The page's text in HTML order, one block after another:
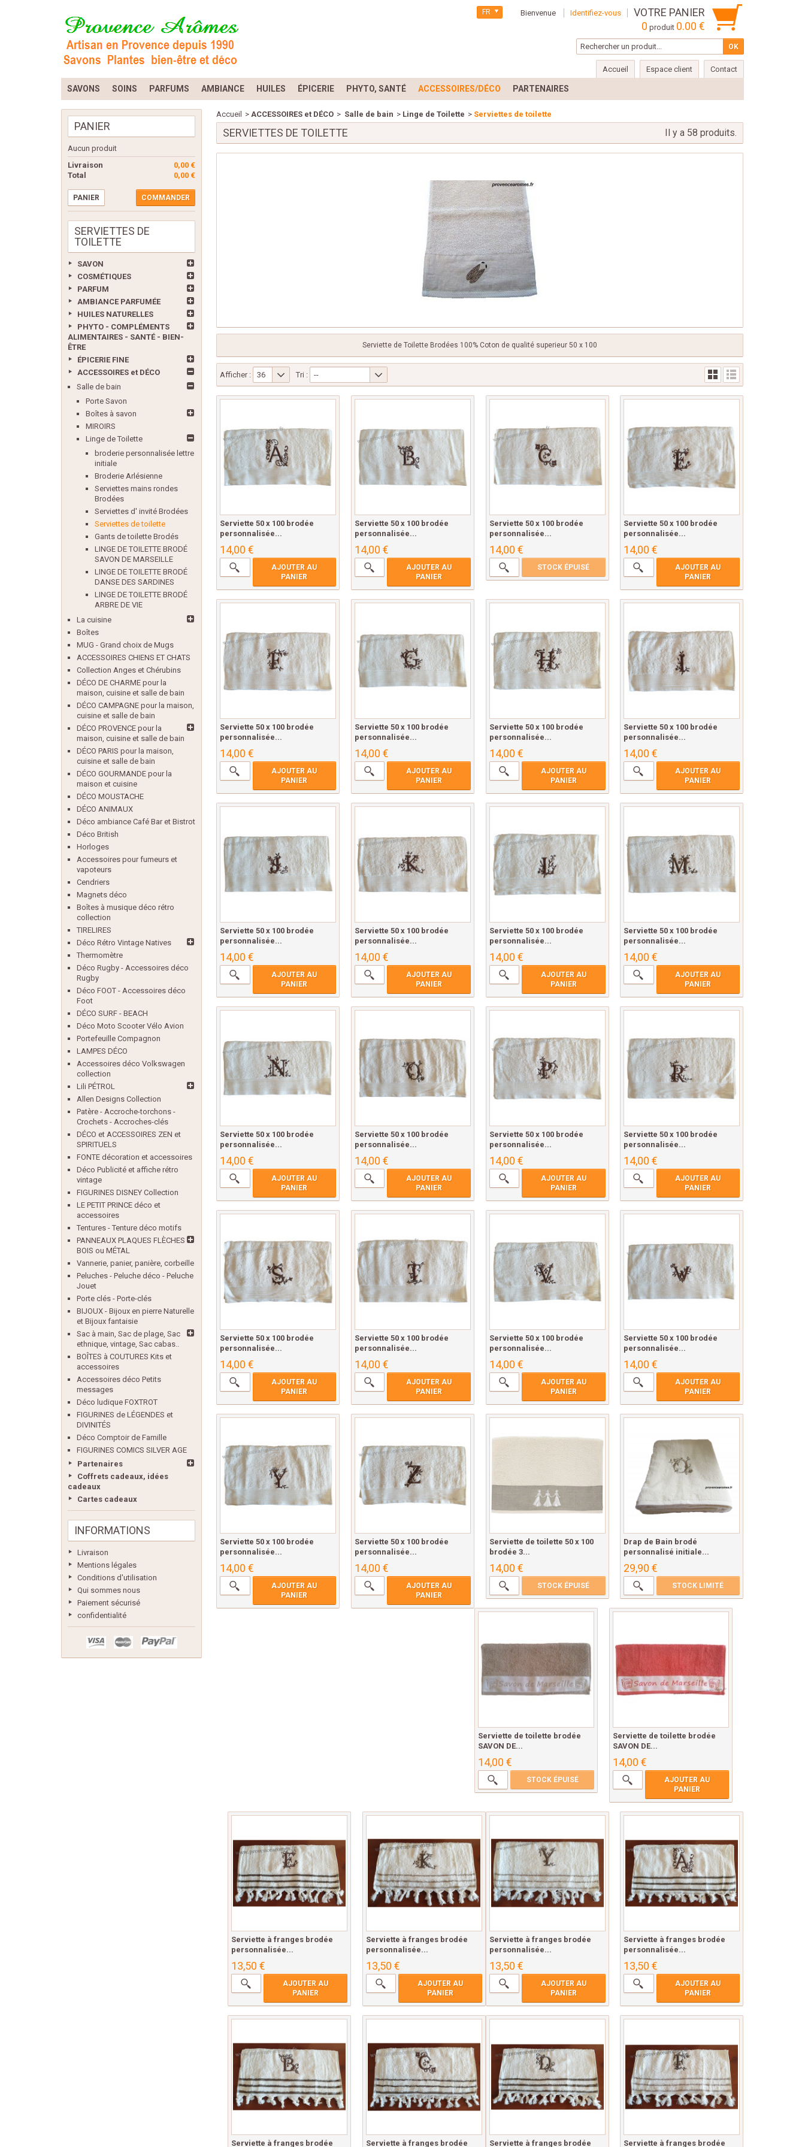
Bienvenue Identifiez-vous
VOTRE PANIER
0 produit 0.00 €
FR
Accueil Espace client Contact
SAVONS SOINS PARFUMS AMBIANCE HUILES ÉPICERIE PHYTO, SANTÉ ACCESSOIRES/DÉCO PARTENAIRES
PANIER
Aucun produit
0,00 €
Livraison
0,00 €
Total
PANIER COMMANDER
SERVIETTES DE
TOILETTE
SAVON
COSMÉTIQUES
PARFUM
AMBIANCE PARFUMÉE
HUILES NATURELLES
PHYTO - COMPLÉMENTS
ALIMENTAIRES - SANTÉ - BIEN-
ÊTRE
ÉPICERIE FINE
ACCESSOIRES et DÉCO
Salle de bain
Porte Savon
Boîtes à savon
MIROIRS
Linge de Toilette
broderie personnalisée lettre
initiale
Broderie Arlésienne
Serviettes mains rondes
Brodées
Serviettes d' invité Brodées
Serviettes de toilette
Gants de toilette Brodés
LINGE DE TOILETTE BRODÉ
SAVON DE MARSEILLE
LINGE DE TOILETTE BRODÉ
DANSE DES SARDINES
LINGE DE TOILETTE BRODÉ
ARBRE DE VIE
La cuisine
Boîtes
MUG - Grand choix de Mugs
ACCESSOIRES CHIENS ET CHATS
Collection Anges et Chérubins
DÉCO DE CHARME pour la
maison, cuisine et salle de bain
DÉCO CAMPAGNE pour la maison,
cuisine et salle de bain
DÉCO PROVENCE pour la
maison, cuisine et salle de bain
DÉCO PARIS pour la maison,
cuisine et salle de bain
DÉCO GOURMANDE pour la
maison et cuisine
DÉCO MOUSTACHE
DÉCO ANIMAUX
Déco ambiance Café Bar et Bistrot
Déco British
Horloges
Accessoires pour fumeurs et
vapoteurs
Cendriers
Magnets déco
Boîtes à musique déco rétro
collection
TIRELIRES
Déco Rétro Vintage Natives
Thermomètre
Déco Rugby - Accessoires déco
Rugby
Déco FOOT - Accessoires déco
Foot
DÉCO SURF - BEACH
Déco Moto Scooter Vélo Avion
Portefeuille Compagnon
LAMPES DÉCO
Accessoires déco Volkswagen
collection
Lili PÉTROL
Allen Designs Collection
Patère - Accroche-torchons -
Crochets - Accroches-clés
DÉCO et ACCESSOIRES ZEN et
SPIRITUELS
FONTE décoration et accessoires
Déco Publicité et affiche rétro
vintage
FIGURINES DISNEY Collection
LE PETIT PRINCE déco et
accessoires
Tentures - Tenture déco motifs
PANNEAUX PLAQUES FLÈCHES
BOIS ou MÉTAL
Vannerie, panier, panière, corbeille
Peluches - Peluche déco - Peluche
Jouet
Porte clés - Porte-clés
BIJOUX - Bijoux en pierre Naturelle
et Bijoux fantaisie
Sac à main, Sac de plage, Sac
ethnique, vintage, Sac cabas..
BOÎTES à COUTURES Kits et
accessoires
Accessoires déco Petits
messages
Déco ludique FOXTROT
FIGURINES de LÉGENDES et
DIVINITÉS
Déco Comptoir de Famille
FIGURINES COMICS SILVER AGE
Partenaires
Coffrets cadeaux, idées
cadeaux
Cartes cadeaux
INFORMATIONS
Livraison
Mentions légales
Conditions d'utilisation
Qui sommes nous
Paiement sécurisé
confidentialité
Accueil > ACCESSOIRES et DÉCO > Salle de bain > Linge de Toilette > Serviettes de toilette
SERVIETTES DE TOILETTE Il y a 58 produits.
Serviette de Toilette Brodées 100% Coton de qualité superieur 50 x 100
Afficher : 36 Tri : --
Serviette 50 x 100 brodée
personnalisée...
14,00 €
AJOUTER AU
PANIER
Serviette 50 x 100 brodée
personnalisée...
14,00 €
AJOUTER AU
PANIER
Serviette 50 x 100 brodée
personnalisée...
14,00 €
STOCK ÉPUISÉ
Serviette 50 x 100 brodée
personnalisée...
14,00 €
AJOUTER AU
PANIER
Serviette 50 x 100 brodée
personnalisée...
14,00 €
AJOUTER AU
PANIER
Serviette 50 x 100 brodée
personnalisée...
14,00 €
AJOUTER AU
PANIER
Serviette 50 x 100 brodée
personnalisée...
14,00 €
AJOUTER AU
PANIER
Serviette 50 x 100 brodée
personnalisée...
14,00 €
AJOUTER AU
PANIER
Serviette 50 x 100 brodée
personnalisée...
14,00 €
AJOUTER AU
PANIER
Serviette 50 x 100 brodée
personnalisée...
14,00 €
AJOUTER AU
PANIER
Serviette 50 x 100 brodée
personnalisée...
14,00 €
AJOUTER AU
PANIER
Serviette 50 x 100 brodée
personnalisée...
14,00 €
AJOUTER AU
PANIER
Serviette 50 x 100 brodée
personnalisée...
14,00 €
AJOUTER AU
PANIER
Serviette 50 x 100 brodée
personnalisée...
14,00 €
AJOUTER AU
PANIER
Serviette 50 x 100 brodée
personnalisée...
14,00 €
AJOUTER AU
PANIER
Serviette 50 x 100 brodée
personnalisée...
14,00 €
AJOUTER AU
PANIER
Serviette 50 x 100 brodée
personnalisée...
14,00 €
AJOUTER AU
PANIER
Serviette 50 x 100 brodée
personnalisée...
14,00 €
AJOUTER AU
PANIER
Serviette 50 x 100 brodée
personnalisée...
14,00 €
AJOUTER AU
PANIER
Serviette 50 x 100 brodée
personnalisée...
14,00 €
AJOUTER AU
PANIER
Serviette 50 x 100 brodée
personnalisée...
14,00 €
AJOUTER AU
PANIER
Serviette 50 x 100 brodée
personnalisée...
14,00 €
AJOUTER AU
PANIER
Serviette de toilette 50 x 100
brodée 3...
14,00 €
STOCK ÉPUISÉ
Drap de Bain brodé
personnalisé initiale...
29,90 €
STOCK LIMITÉ
Serviette de toilette brodée
SAVON DE...
14,00 €
STOCK ÉPUISÉ
Serviette de toilette brodée
SAVON DE...
14,00 €
AJOUTER AU
PANIER
Serviette à franges brodée
personnalisée...
13,50 €
AJOUTER AU
PANIER
Serviette à franges brodée
personnalisée...
13,50 €
AJOUTER AU
PANIER
Serviette à franges brodée
personnalisée...
13,50 €
AJOUTER AU
PANIER
Serviette à franges brodée
personnalisée...
13,50 €
AJOUTER AU
PANIER
Serviette à franges brodée Serviette à franges brodée Serviette à franges brodée Serviette à franges brodée